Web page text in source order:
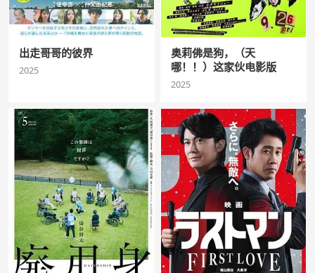
出走哥哥的彼界
2025
奥莉佛是狗，（天
哪！！）这家伙电影版
2025